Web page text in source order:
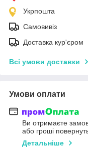
Укрпошта
Самовивіз
Доставка кур'єром
Всі умови доставки
Умови оплати
Ви отримаєте
або гроші
Детальніше